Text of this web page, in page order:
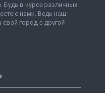
Будь в курсе различных
с нами. Ведь наш
свой город с другой